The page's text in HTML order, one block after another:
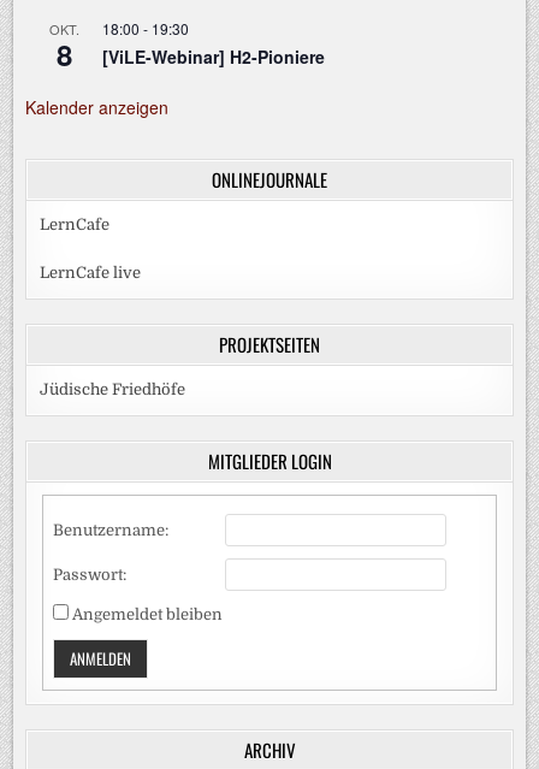
OKT.
8
18:00 - 19:30
[ViLE-Webinar] H2-Pioniere
Kalender anzeigen
ONLINEJOURNALE
LernCafe
LernCafe live
PROJEKTSEITEN
Jüdische Friedhöfe
MITGLIEDER LOGIN
Benutzername:
Passwort:
Angemeldet bleiben
ANMELDEN
ARCHIV